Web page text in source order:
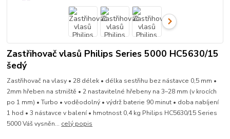
Zastřihovač vlasů Philips Series 5000 HC5630/15
šedý
Zastřihovač na vlasy • 28 délek • délka sestřihu bez nástavce 0,5 mm •
2mm hřeben na strniště • 2 nastavitelné hřebeny na 3–28 mm (v krocích
po 1 mm) • Turbo • voděodolný • výdrž baterie 90 minut • doba nabíjení
1 hod • 3 nástavce v balení • hmotnost 0,4 kg Philips HC5630/15 Series
5000 Váš vysněn... celý popis